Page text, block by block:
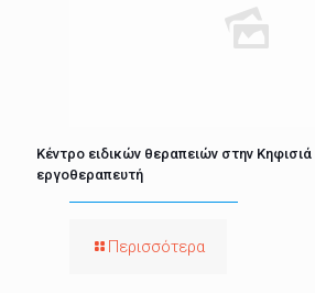
Κέντρο ειδικών θεραπειών στην
εργοθεραπευτή
Περισσότερα